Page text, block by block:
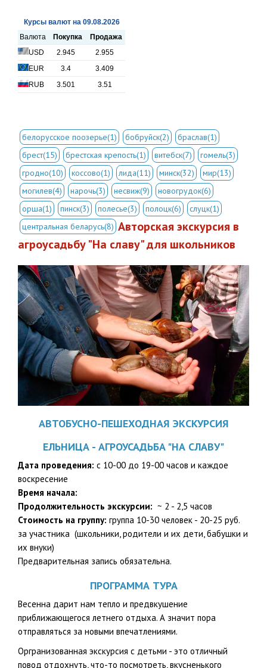
белорусское поозерье(1) бобруйск(2)
браслав(1)
брест(15)
брестская крепость(1) витебск(7)
гомель(3)
гродно(10)
коссово(1) лида(11) минск(32)
мир(13)
могилев(4)
нарочь(3) несвиж(9)
новогрудок(6)
орша(1)
пинск(3) полесье(3) полоцк(6)
слуцк(1)
центральная беларусь(8) Авторская экскурсия в
агроусадьбу "На cлаву" для школьников
АВТОБУСНО-ПЕШЕХОДНАЯ ЭКСКУРСИЯ
ЕЛЬНИЦА - АГРОУСАДЬБА "НА CЛАВУ"
Дата проведения: с 10-00 до 19-00 часов и каждое
воскресение
Время начала:
Продолжительность экскурсии: ~ 2 - 2,5 часов
Стоимость на группу: группа 10-30 человек - 20-25 руб.
за участника (школьники, родители и их дети, бабушки и
их внуки)
Предварительная запись обязательна.
ПРОГРАММА ТУРА
Весенна дарит нам тепло и предвкушение
приближающегося летнего отдыха. А значит пора
отправляться за новыми впечатлениями.
Оргранизованная экскурсия с детьми - это отличный
повод отдохнуть, что-то посмотреть, вкусненького